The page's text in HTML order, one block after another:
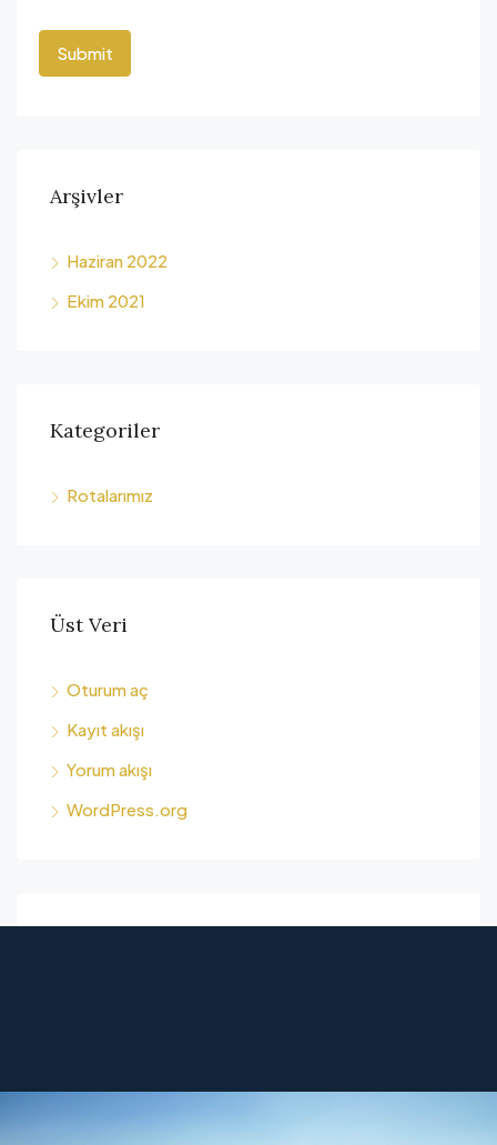
Arşivler
Haziran 2022
Ekim 2021
Kategoriler
Rotalarımız
Üst Veri
Oturum aç
Kayıt akışı
Yorum akışı
WordPress.org